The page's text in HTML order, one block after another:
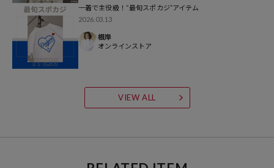
◆おすすめコーディネート
ヘンリーネックのクラシックな表情を活かした、大人なストリートス
タイルが気分。
メンズなら、ゆったりとしたチノパンや色落ちデニムを合わせるだけ
で、こなれ感のある武骨なアメカジスタイルが完成します。
や、あえてミニスカートと合わせたガーリーなスタイリングもおすす
も最適です！
一着で主役級！“最旬スポカジ”アイテム
2026.03.13
根岸
オンラインストア
VIEW ALL